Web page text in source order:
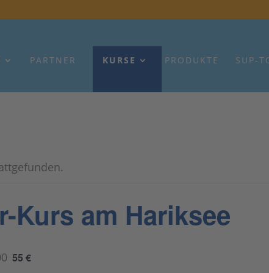
PARTNER KURSE PRODUKTE SUP-
Kurs am Hariksee
55 €